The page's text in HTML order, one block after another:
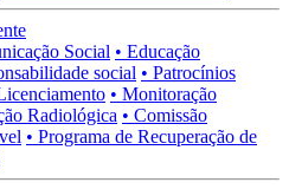
Social • Educação
social • Patrocínios
• Monitoração
Radiológica • Comissão
• Programa de Recuperação de